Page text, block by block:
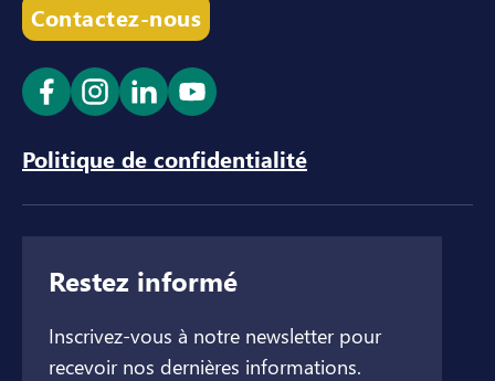
Contactez-nous
Ouvrir le lien dans un nouvel onglet
Ouvrir le lien dans un nouvel onglet
Ouvrir le lien dans un nouvel
Ouvrir le lien dans un
Politique de confidentialité
Restez informé
Inscrivez-vous à notre newsletter pour
recevoir nos dernières informations.